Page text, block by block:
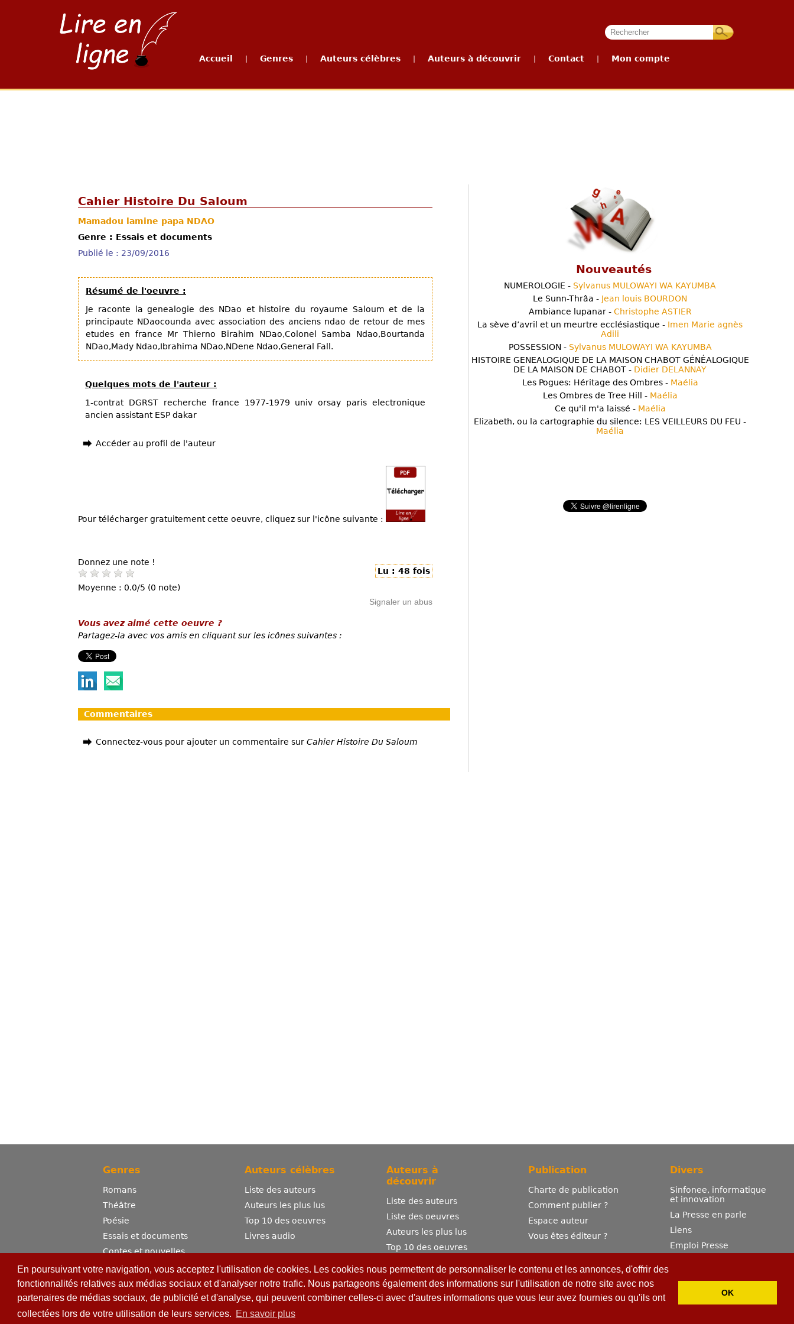
En poursuivant votre navigation, vous acceptez l'utilisation de cookies. Les cookies nous permettent de personnaliser le contenu et les annonces, d'offrir des
fonctionnalités relatives aux médias sociaux et d'analyser notre trafic. Nous partageons également des informations sur l'utilisation de notre site avec nos
partenaires de médias sociaux, de publicité et d'analyse, qui peuvent combiner celles-ci avec d'autres informations que vous leur avez fournies ou qu'ils ont
collectées lors de votre utilisation de leurs services. En savoir plus
OK
Accueil Genres Auteurs célèbres Auteurs à découvrir Contact Mon compte
Cahier Histoire Du Saloum
Mamadou lamine papa NDAO
Genre : Essais et documents
Publié le : 23/09/2016
Résumé de l'oeuvre :
Je raconte la genealogie des NDao et histoire du royaume Saloum et de la
principaute NDaocounda avec association des anciens ndao de retour de mes
etudes en france Mr Thierno Birahim NDao,Colonel Samba Ndao,Bourtanda
NDao,Mady Ndao,Ibrahima NDao,NDene Ndao,General Fall.
Quelques mots de l'auteur :
1-contrat DGRST recherche france 1977-1979 univ orsay paris electronique
ancien assistant ESP dakar
Accéder au profil de l'auteur
Pour télécharger gratuitement cette oeuvre, cliquez sur l'icône suivante :
Donnez une note !
Moyenne : 0.0/5 (0 note)
Lu : 48 fois
Signaler un abus
Vous avez aimé cette oeuvre ?
Partagez-la avec vos amis en cliquant sur les icônes suivantes :
Commentaires
Connectez-vous pour ajouter un commentaire sur Cahier Histoire Du Saloum
Nouveautés
NUMEROLOGIE - Sylvanus MULOWAYI WA KAYUMBA
Le Sunn-Thrâa - Jean louis BOURDON
Ambiance lupanar - Christophe ASTIER
La sève d’avril et un meurtre ecclésiastique - Imen Marie agnès
Adili
POSSESSION - Sylvanus MULOWAYI WA KAYUMBA
HISTOIRE GENEALOGIQUE DE LA MAISON CHABOT GÉNÉALOGIQUE
DE LA MAISON DE CHABOT - Didier DELANNAY
Les Pogues: Héritage des Ombres - Maélia
Les Ombres de Tree Hill - Maélia
Ce qu'il m'a laissé - Maélia
Elizabeth, ou la cartographie du silence: LES VEILLEURS DU FEU -
Maélia
Genres
Romans
Théâtre
Poésie
Essais et documents
Contes et nouvelles
Dictionnaire
Sciences
Bandes dessinées
Erotisme
Auteurs célèbres
Liste des auteurs
Auteurs les plus lus
Top 10 des oeuvres
Livres audio
Auteurs à
découvrir
Liste des auteurs
Liste des oeuvres
Auteurs les plus lus
Top 10 des oeuvres
Publication
Charte de publication
Comment publier ?
Espace auteur
Vous êtes éditeur ?
Divers
Sinfonee, informatique
et innovation
La Presse en parle
Liens
Emploi Presse